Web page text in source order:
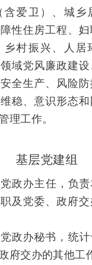
含爱卫）、城乡
性住房工程、
乡村振兴、人居
域党风廉政建
全生产、风险
稳、意识形态
理工作。
基层党建组
党政办主任，负
职及 党委、政府
党政办秘书， 统计
府交办的其他工